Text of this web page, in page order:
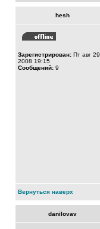
hesh
Зарегистрирован: Пт авг 29,
2008 19:15
Сообщений: 9
Вернуться наверх
danilovav